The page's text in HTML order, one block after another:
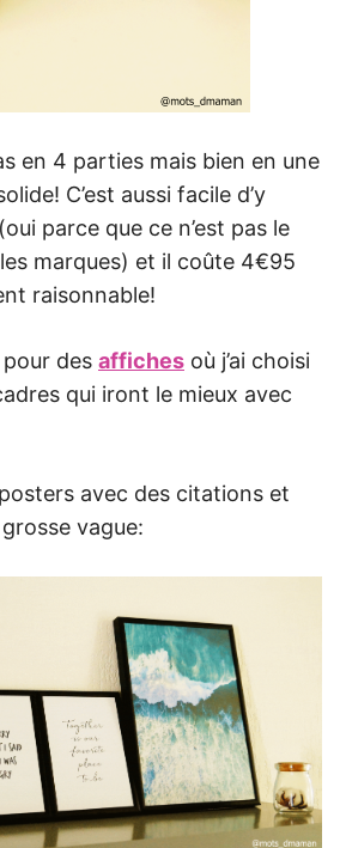
en 4 parties mais bien en une
C’est aussi facile d’y
parce que ce n’est pas le
marques) et il coûte 4€95
raisonnable!
pour des affiches où j’ai choisi
qui iront le mieux avec
avec des citations et
vague: